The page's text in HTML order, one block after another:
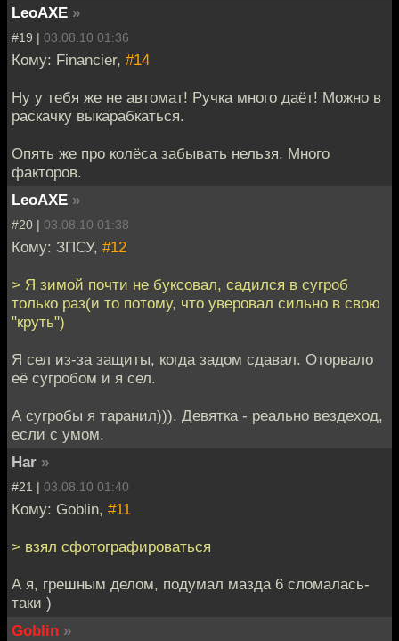
LeoAXE »
#19 | 03.08.10 01:36
Кому: Financier, #14
Ну у тебя же не автомат! Ручка много даёт! Можно в
раскачку выкарабкаться.
Опять же про колёса забывать нельзя. Много
факторов.
LeoAXE »
#20 | 03.08.10 01:38
Кому: ЗПСУ, #12
> Я зимой почти не буксовал, садился в сугроб
только раз(и то потому, что уверовал сильно в свою
"круть")
Я сел из-за защиты, когда задом сдавал. Оторвало
её сугробом и я сел.
А сугробы я таранил))). Девятка - реально вездеход,
если с умом.
Har »
#21 | 03.08.10 01:40
Кому: Goblin, #11
> взял сфотографироваться
А я, грешным делом, подумал мазда 6 сломалась-
таки )
Goblin »